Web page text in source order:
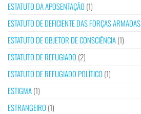
ESTATUTO DA APOSENTAÇÃO (1)
ESTATUTO DE DEFICIENTE DAS FORÇAS ARMADAS
ESTATUTO DE OBJETOR DE CONSCIÊNCIA(1)
ESTATUTO DE REFUGIADO (2)
ESTATUTO DE REFUGIADO POLÍTICO (1)
ESTIGMA(1)
ESTRANGEIRO (1)